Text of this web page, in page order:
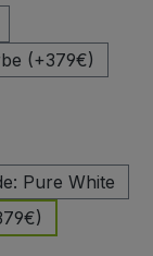
(+379€)
Pure White